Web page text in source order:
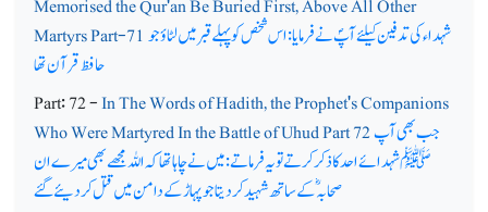
Martyrs Part-71شہداء کی تدفین کیلئے آپؐ نے فرمایا: اس شخص کو پہلے قبر میں لٹاؤ جو
حافظ قرآن تھا
Part: 72 -In The Words of Hadith, the Prophet's Companions
Who Were Martyred In the Battle of Uhud Part 72جب بھی آپ
ﷺ شہدائے احد کا ذکر کرتے تو یہ فرماتے: میں نے چاہا تھا کہ اللہ مجھے بھی میرے ان
صحابہؓ کے ساتھ شہید کردیتا جو پہاڑ کے دامن میں قتل کردیئے گئے